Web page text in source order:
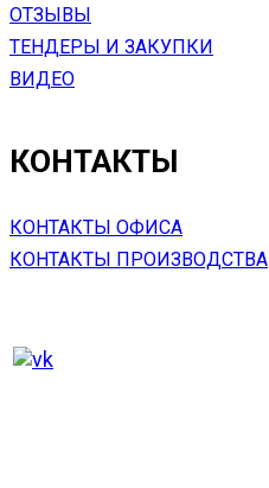
ОТЗЫВЫ
ТЕНДЕРЫ И ЗАКУПКИ
ВИДЕО
КОНТАКТЫ
КОНТАКТЫ ОФИСА
КОНТАКТЫ ПРОИЗВОДСТВА